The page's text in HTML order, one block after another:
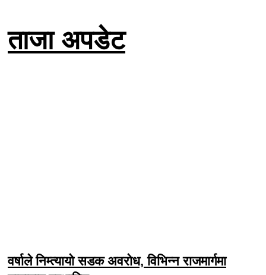
ताजा अपडेट
वर्षाले निम्त्यायो सडक अवरोध, विभिन्न राजमार्गमा